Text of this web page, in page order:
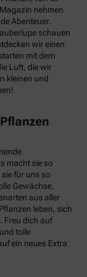
nehmen
Abenteuer.
schauen
wir einen
mit dem
Luft, die wir
kleinen und
macht sie so
für uns so
Gewächse,
aus aller
leben, sich
Freu dich auf
tolle
ein neues Extra